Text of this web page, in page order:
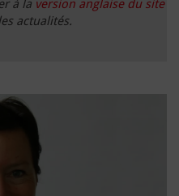
à la version anglaise du site
actualités.